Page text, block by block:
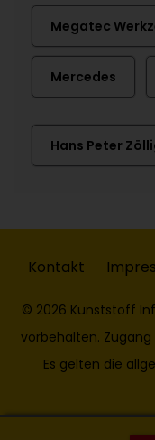
Megatec
Mercedes
Hans Peter
Kontakt
© 2026 Kunststoff
vorbehalten.
Es gelten die